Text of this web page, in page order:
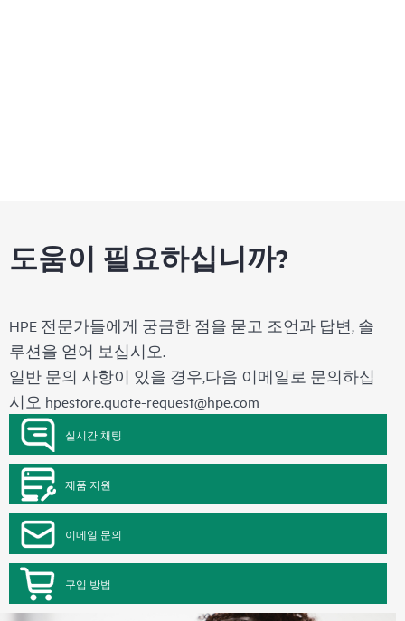
도움이 필요하십니까?
HPE 전문가들에게 궁금한 점을 묻고 조언과 답변, 솔
루션을 얻어 보십시오.
일반 문의 사항이 있을 경우,다음 이메일로 문의하십
시오 hpestore.quote-request@hpe.com
실시간 채팅
제품 지원
이메일 문의
구입 방법